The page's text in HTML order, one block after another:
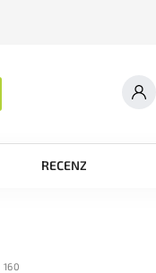
RECENZE
160